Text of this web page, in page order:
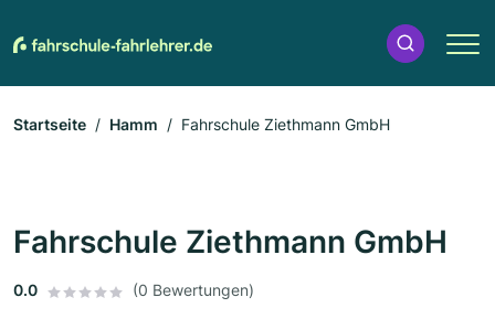
Startseite Hamm Fahrschule Ziethmann GmbH
Fahrschule Ziethmann GmbH
0.0 (0 Bewertungen)